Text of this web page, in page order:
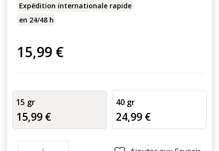
Expédition internationale rapide
en 24/48 h
15,99 €
15 gr
15,99 €
40 gr
24,99 €